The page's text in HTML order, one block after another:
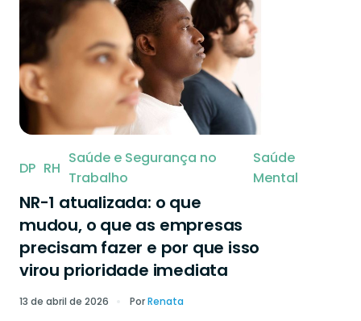
DP RH
Saúde e Segurança no
Trabalho
Saúde
Mental
NR-1 atualizada: o que
mudou, o que as empresas
precisam fazer e por que isso
virou prioridade imediata
13 de abril de 2026 PorRenata